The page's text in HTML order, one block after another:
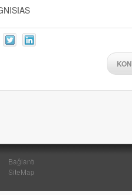
Bağlantı
SiteMap